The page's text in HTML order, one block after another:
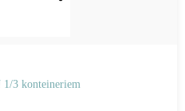
1/3 konteineriem